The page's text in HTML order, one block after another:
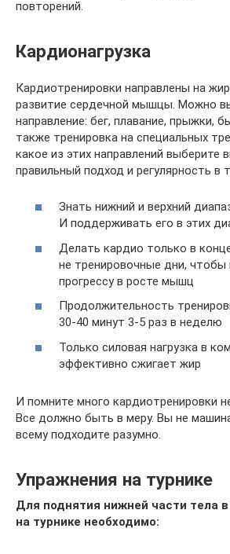
повторений.
Кардионагрузка
Кардиотренировки направлены на
развитие сердечной мышцы. Можно
направление: бег, плавание, прыжки,
также тренировка на специальных
какое из этих направлений выберите
правильный подход и регулярность в
Знать нижний и верхний
И поддерживать его в этих
Делать кардио только в
не тренировочные дни, чтобы
прогрессу в росте мышц
Продолжительность
30-40 минут 3-5 раз в неделю
Только силовая нагрузка в
эффективно сжигает жир
И помните много кардиотренировки
Все должно быть в меру. Вы не
всему подходите разумно.
Упражнения на турнике
Для поднятия нижней части тела
на турнике необходимо: